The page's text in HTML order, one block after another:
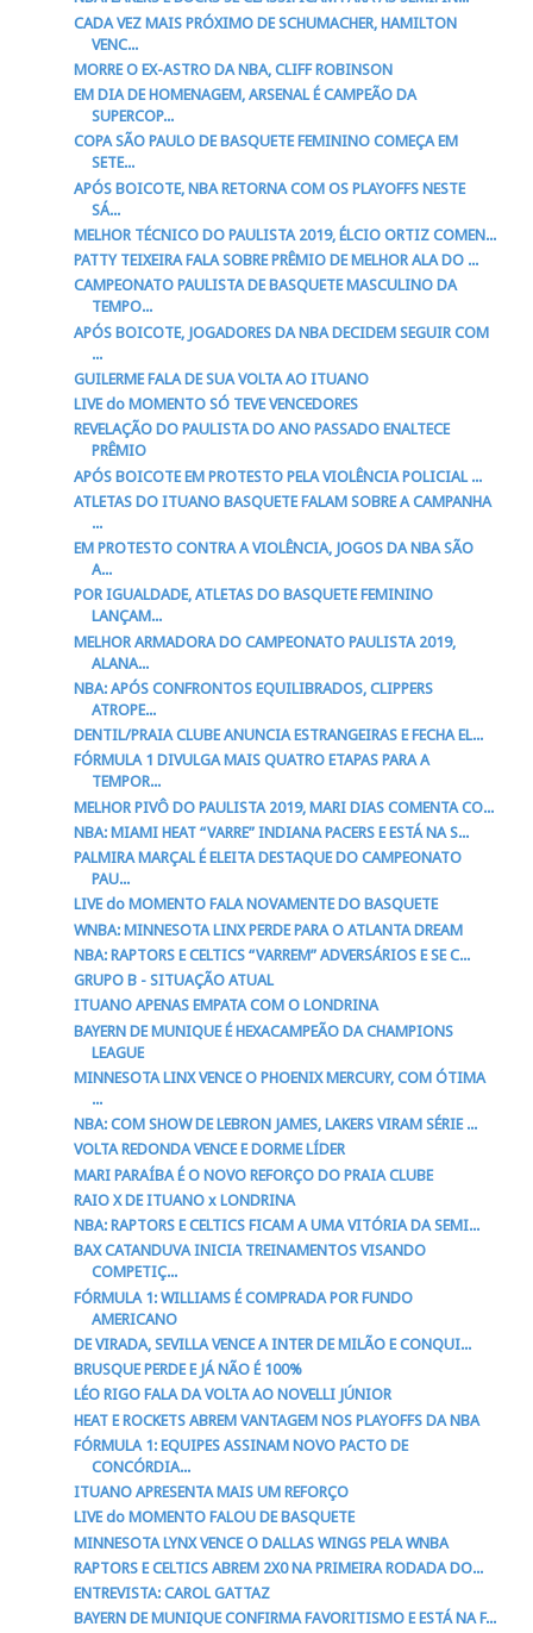
CADA VEZ MAIS PRÓXIMO DE SCHUMACHER, HAMILTON
VENC...
MORRE O EX-ASTRO DA NBA, CLIFF ROBINSON
EM DIA DE HOMENAGEM, ARSENAL É CAMPEÃO DA
SUPERCOP...
COPA SÃO PAULO DE BASQUETE FEMININO COMEÇA EM
SETE...
APÓS BOICOTE, NBA RETORNA COM OS PLAYOFFS NESTE
SÁ...
MELHOR TÉCNICO DO PAULISTA 2019, ÉLCIO ORTIZ COMEN...
PATTY TEIXEIRA FALA SOBRE PRÊMIO DE MELHOR ALA DO ...
CAMPEONATO PAULISTA DE BASQUETE MASCULINO DA
TEMPO...
APÓS BOICOTE, JOGADORES DA NBA DECIDEM SEGUIR COM
...
GUILERME FALA DE SUA VOLTA AO ITUANO
LIVE do MOMENTO SÓ TEVE VENCEDORES
REVELAÇÃO DO PAULISTA DO ANO PASSADO ENALTECE
PRÊMIO
APÓS BOICOTE EM PROTESTO PELA VIOLÊNCIA POLICIAL ...
ATLETAS DO ITUANO BASQUETE FALAM SOBRE A CAMPANHA
...
EM PROTESTO CONTRA A VIOLÊNCIA, JOGOS DA NBA SÃO
A...
POR IGUALDADE, ATLETAS DO BASQUETE FEMININO
LANÇAM...
MELHOR ARMADORA DO CAMPEONATO PAULISTA 2019,
ALANA...
NBA: APÓS CONFRONTOS EQUILIBRADOS, CLIPPERS
ATROPE...
DENTIL/PRAIA CLUBE ANUNCIA ESTRANGEIRAS E FECHA EL...
FÓRMULA 1 DIVULGA MAIS QUATRO ETAPAS PARA A
TEMPOR...
MELHOR PIVÔ DO PAULISTA 2019, MARI DIAS COMENTA CO...
NBA: MIAMI HEAT “VARRE” INDIANA PACERS E ESTÁ NA S...
PALMIRA MARÇAL É ELEITA DESTAQUE DO CAMPEONATO
PAU...
LIVE do MOMENTO FALA NOVAMENTE DO BASQUETE
WNBA: MINNESOTA LINX PERDE PARA O ATLANTA DREAM
NBA: RAPTORS E CELTICS “VARREM” ADVERSÁRIOS E SE C...
GRUPO B - SITUAÇÃO ATUAL
ITUANO APENAS EMPATA COM O LONDRINA
BAYERN DE MUNIQUE É HEXACAMPEÃO DA CHAMPIONS
LEAGUE
MINNESOTA LINX VENCE O PHOENIX MERCURY, COM ÓTIMA
...
NBA: COM SHOW DE LEBRON JAMES, LAKERS VIRAM SÉRIE ...
VOLTA REDONDA VENCE E DORME LÍDER
MARI PARAÍBA É O NOVO REFORÇO DO PRAIA CLUBE
RAIO X DE ITUANO x LONDRINA
NBA: RAPTORS E CELTICS FICAM A UMA VITÓRIA DA SEMI...
BAX CATANDUVA INICIA TREINAMENTOS VISANDO
COMPETIÇ...
FÓRMULA 1: WILLIAMS É COMPRADA POR FUNDO
AMERICANO
DE VIRADA, SEVILLA VENCE A INTER DE MILÃO E CONQUI...
BRUSQUE PERDE E JÁ NÃO É 100%
LÉO RIGO FALA DA VOLTA AO NOVELLI JÚNIOR
HEAT E ROCKETS ABREM VANTAGEM NOS PLAYOFFS DA NBA
FÓRMULA 1: EQUIPES ASSINAM NOVO PACTO DE
CONCÓRDIA...
ITUANO APRESENTA MAIS UM REFORÇO
LIVE do MOMENTO FALOU DE BASQUETE
MINNESOTA LYNX VENCE O DALLAS WINGS PELA WNBA
RAPTORS E CELTICS ABREM 2X0 NA PRIMEIRA RODADA DO...
ENTREVISTA: CAROL GATTAZ
BAYERN DE MUNIQUE CONFIRMA FAVORITISMO E ESTÁ NA F...